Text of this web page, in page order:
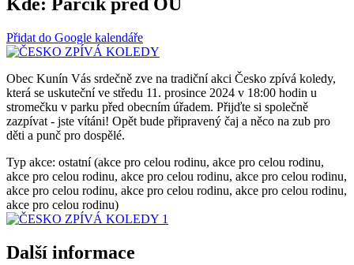
Přidat do Google kalendáře
Obec Kunín Vás srdečně zve na tradiční akci Česko zpívá koledy,
která se uskuteční ve středu 11. prosince 2024 v 18:00 hodin u
stromečku v parku před obecním úřadem. Přijďte si společně
zazpívat - jste vítáni! Opět bude připravený čaj a něco na zub pro
děti a punč pro dospělé.
Typ akce: ostatní (akce pro celou rodinu, akce pro celou rodinu,
akce pro celou rodinu, akce pro celou rodinu, akce pro celou rodinu,
akce pro celou rodinu, akce pro celou rodinu, akce pro celou rodinu,
akce pro celou rodinu)
Další informace